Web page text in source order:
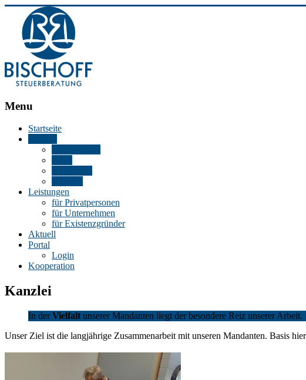
BISCHOFF
Stephan
Steuerberater
Essen
Menu
Startseite
Leistungen
für Privatpersonen
für Unternehmen
für Existenzgründer
Aktuell
Portal
Login
Kooperation
Kanzlei
In derVielfalt unserer Mandanten liegt der besondere Reiz unserer Arbeit.
Unser Ziel ist die langjährige Zusammenarbeit mit unseren Mandanten. Basis